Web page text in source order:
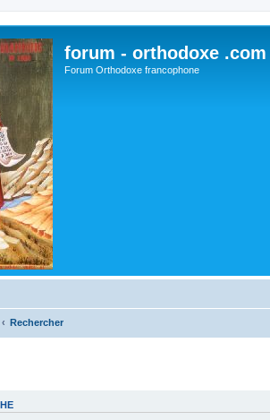
forum - orthodoxe .com
Forum Orthodoxe francophone
Rechercher